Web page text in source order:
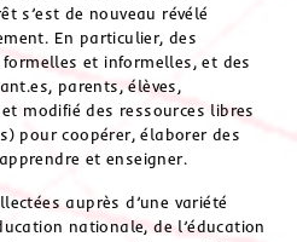
s’est de nouveau révélé
En particulier, des
et informelles, et des
parents, élèves,
modifié des ressources libres
pour coopérer, élaborer des
et enseigner.
auprès d’une variété
nationale, de l’éducation